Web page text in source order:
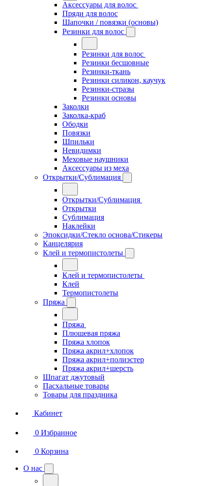
Аксессуары для волос
Пряди для волос
Шапочки / повязки (основы)
Резинки для волос
Резинки для волос
Резинки бесшовные
Резинки-ткань
Резинки силикон, каучук
Резинки-стразы
Резинки основы
Заколки
Заколка-краб
Ободки
Повязки
Шпильки
Невидимки
Меховые наушники
Аксессуары из меха
Открытки/Сублимация
Открытки/Сублимация
Открытки
Сублимация
Наклейки
Эпоксидки/Стекло основа/Стикеры
Канцелярия
Клей и термопистолеты
Клей и термопистолеты
Клей
Термопистолеты
Пряжа
Пряжа
Плюшевая пряжа
Пряжа хлопок
Пряжа акрил+хлопок
Пряжа акрил+полиэстер
Пряжа акрил+шерсть
Шпагат джутовый
Пасхальные товары
Товары для праздника
Кабинет
0 Избранное
0 Корзина
О нас